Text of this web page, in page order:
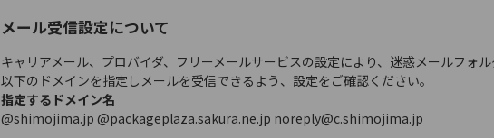
メール受信設定について
キャリアメール、プロバイダ、フリーメールサービスの設定により、迷惑メールフォ
以下のドメインを指定しメールを受信できるよう、設定をご確認ください。
指定するドメイン名
@shimojima.jp @packageplaza.sakura.ne.jp noreply@c.shimojima.jp